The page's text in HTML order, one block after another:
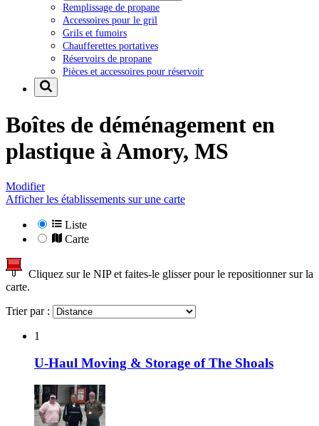
Remplissage de propane
Accessoires pour le gril
Grils et fumoirs
Chaufferettes portatives
Réservoirs de propane
Pièces et accessoires pour réservoir
Boîtes de déménagement en
plastique àAmory, MS
Modifier
Afficher les établissements sur une carte
Liste
Carte
Cliquez sur le NIP et faites-le glisser pour le repositionner sur la
carte.
Trier par :
1
U-Haul Moving & Storage of The Shoals